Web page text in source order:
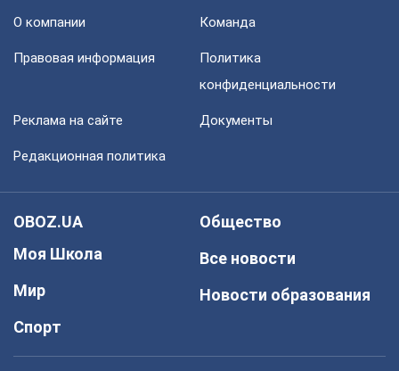
О компании Команда
Правовая информация
Политика
конфиденциальности
Реклама на сайте Документы
Редакционная политика
OBOZ.UA
Моя Школа
Мир
Спорт
Общество
Все новости
Новости образования